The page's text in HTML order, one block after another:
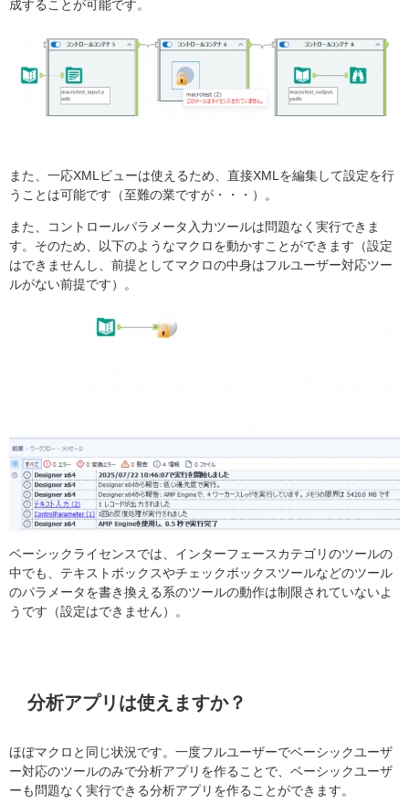
成することが可能です。
また、一応XMLビューは使えるため、直接XMLを編集して設定を行
うことは可能です（至難の業ですが・・・）。
また、コントロールパラメータ入力ツールは問題なく実行できま
す。そのため、以下のようなマクロを動かすことができます（設定
はできませんし、前提としてマクロの中身はフルユーザー対応ツー
ルがない前提です）。
ベーシックライセンスでは、インターフェースカテゴリのツールの
中でも、テキストボックスやチェックボックスツールなどのツール
のパラメータを書き換える系のツールの動作は制限されていないよ
うです（設定はできません）。
分析アプリは使えますか？
ほぼマクロと同じ状況です。一度フルユーザーでベーシックユーザ
ー対応のツールのみで分析アプリを作ることで、ベーシックユーザ
ーも問題なく実行できる分析アプリを作ることができます。